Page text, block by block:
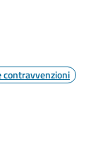
contravvenzioni